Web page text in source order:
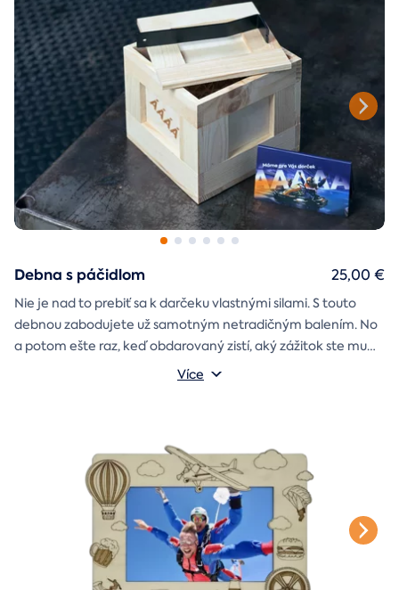
Debna s páčidlom
Nie je nad to prebiť sa k darčeku vlastnými silami. S touto
debnou zabodujete už samotným netradičným balením. No
a potom ešte raz, keď obdarovaný zistí, aký zážitok ste mu
darčekovú skladačku
Vonkajšie rozmery: 20 × 20 × 20 cm
Více
25,00 €